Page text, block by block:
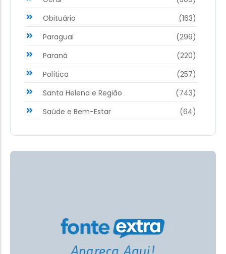
Obituário
(163)
Paraguai
(299)
Paraná
(220)
Política
(257)
Santa Helena e Região
(743)
Saúde e Bem-Estar
(64)